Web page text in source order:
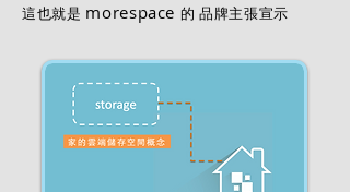
這也就是 morespace 的 品牌主張宣示